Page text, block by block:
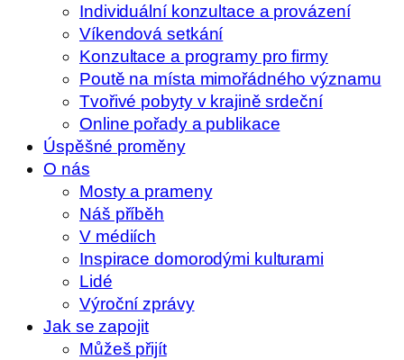
Individuální konzultace a provázení
Víkendová setkání
Konzultace a programy pro firmy
Poutě na místa mimořádného významu
Tvořivé pobyty v krajině srdeční
Online pořady a publikace
Úspěšné proměny
O nás
Mosty a prameny
Náš příběh
V médiích
Inspirace domorodými kulturami
Lidé
Výroční zprávy
Jak se zapojit
Můžeš přijít